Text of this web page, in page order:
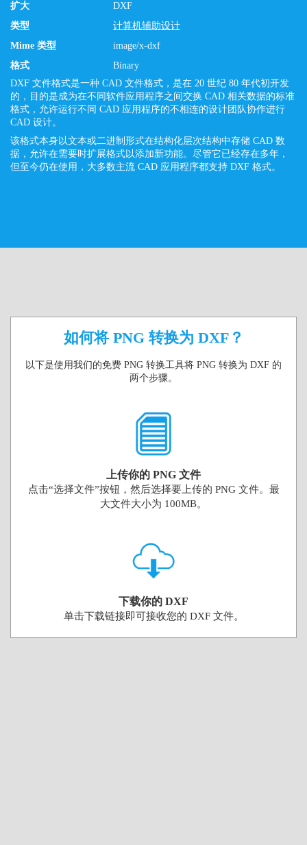
扩大
DXF
类型
计算机辅助设计
Mime 类型
image/x-dxf
格式
Binary
DXF 文件格式是一种 CAD 文件格式，是在 20 世纪 80 年代初开发
的，目的是成为在不同软件应用程序之间交换 CAD 相关数据的标准
格式，允许运行不同 CAD 应用程序的不相连的设计团队协作进行
CAD 设计。
该格式本身以文本或二进制形式在结构化层次结构中存储 CAD 数
据，允许在需要时扩展格式以添加新功能。尽管它已经存在多年，
但至今仍在使用，大多数主流 CAD 应用程序都支持 DXF 格式。
如何将 PNG 转换为 DXF？
以下是使用我们的免费 PNG 转换工具将 PNG 转换为 DXF 的
两个步骤。
上传你的 PNG 文件
点击“选择文件”按钮，然后选择要上传的 PNG 文件。最
大文件大小为 100MB。
下载你的 DXF
单击下载链接即可接收您的 DXF 文件。